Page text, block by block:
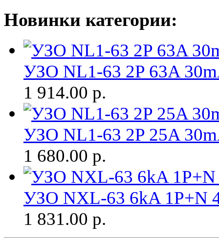
Новинки категории:
УЗО NL1-63 2P 63A
1 914.00 р.
УЗО NL1-63 2P 25A
1 680.00 р.
УЗО NXL-63 6kA 1P+N
1 831.00 р.